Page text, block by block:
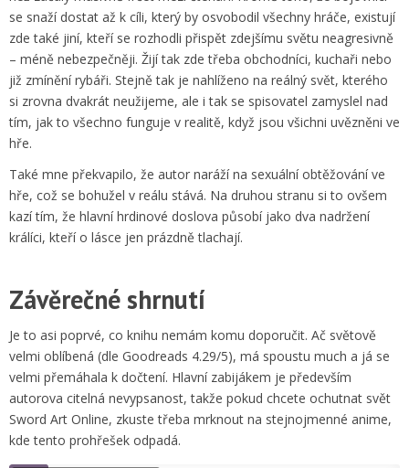
se snaží dostat až k cíli, který by osvobodil všechny hráče, existují
zde také jiní, kteří se rozhodli přispět zdejšímu světu neagresivně
– méně nebezpečněji. Žijí tak zde třeba obchodníci, kuchaři nebo
již zmínění rybáři. Stejně tak je nahlíženo na reálný svět, kterého
si zrovna dvakrát neužijeme, ale i tak se spisovatel zamyslel nad
tím, jak to všechno funguje v realitě, když jsou všichni uvězněni ve
hře.
Také mne překvapilo, že autor naráží na sexuální obtěžování ve
hře, což se bohužel v reálu stává. Na druhou stranu si to ovšem
kazí tím, že hlavní hrdinové doslova působí jako dva nadržení
králíci, kteří o lásce jen prázdně tlachají.
Závěrečné shrnutí
Je to asi poprvé, co knihu nemám komu doporučit. Ač světově
velmi oblíbená (dle Goodreads 4.29/5), má spoustu much a já se
velmi přemáhala k dočtení. Hlavní zabijákem je především
autorova citelná nevypsanost, takže pokud chcete ochutnat svět
Sword Art Online, zkuste třeba mrknout na stejnojmenné anime,
kde tento prohřešek odpadá.